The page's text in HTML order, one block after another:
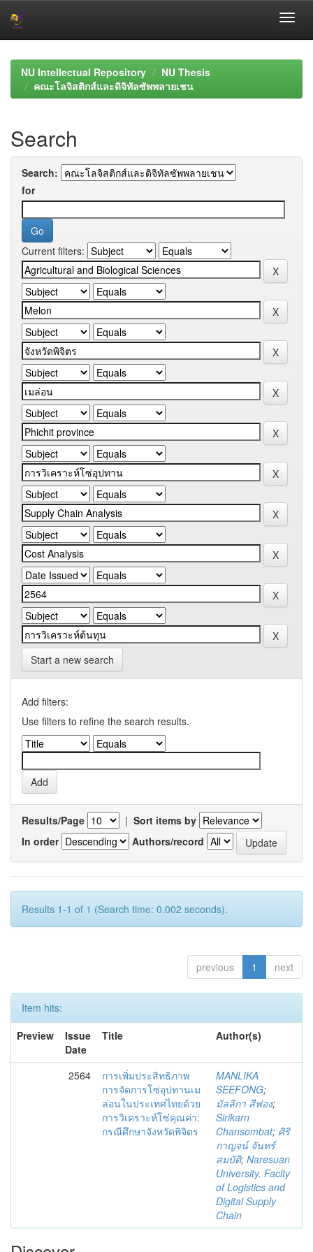
navigationNU Intellectual Repository
NU Thesis
คณะโลจิสติกส์และดิจิทัลซัพพลายเชน
Search
Search:
for
Current filters:
Start a new search
Add filters:
Use filters to refine the search results.
Results/Page | Sort items by
In order
Authors/record
Results 1-1 of 1 (Search time: 0.002 seconds).
previous 1 next
Item hits:
Preview
Issue
Date
Title Author(s)
2564
การเพิ่มประสิทธิภาพ
การจัดการโซ่อุปทานเม
ล่อนในประเทศไทยด้วย
การวิเคราะห์โซ่คุณค่า:
กรณีศึกษาจังหวัดพิจิตร
MANLIKA
SEEFONG;
มัลลิกา สีฟอง;
Sirikarn
Chansombat; ศิริ
กาญจน์ จันทร์
สมบัติ; Naresuan
University. Faclty
of Logistics and
Digital Supply
Chain